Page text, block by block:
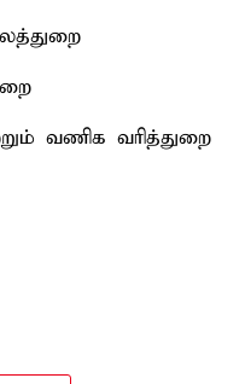
வணிக வரித்துறை